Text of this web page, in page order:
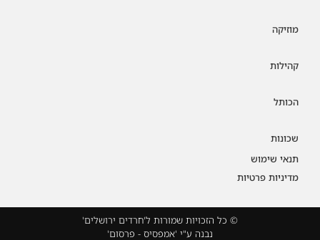
מוזיקה
קהילות
הכותל
שכונות
תנאי שימוש
מדיניות פרטיות
© כל הזכויות שמורות ל'חרדים ירושלים'
נבנה ע"י 'אמפסיס - פרסום'